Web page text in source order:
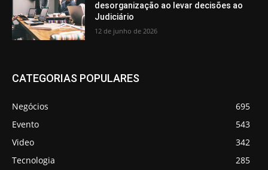
desorganização ao levar decisões ao
Judiciário
12 de junho de 2026
CATEGORIAS POPULARES
Negócios
695
Evento
543
Video
342
Tecnologia
285